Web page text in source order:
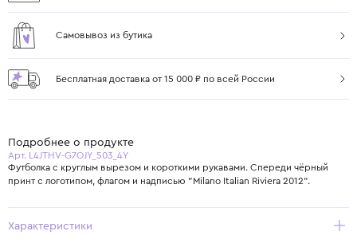
Самовывоз из бутика
Бесплатная доставка от 15 000 ₽ по всей России
Подробнее о продукте
Арт. L4JTHV-G7OJY_503_4Y
Футболка с круглым вырезом и короткими рукавами. Спереди чёрный
принт с логотипом, флагом и надписью "Milano Italian Riviera 2012".
Характеристики